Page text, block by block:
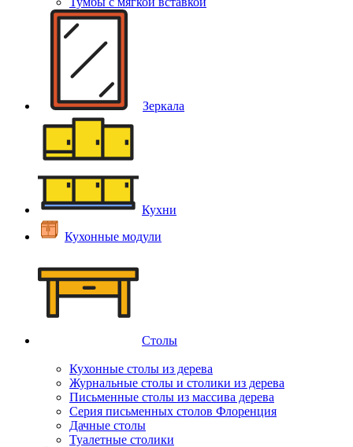
Зеркала
Кухни
Кухонные модули
Столы
Кухонные столы из дерева
Журнальные столы и столики из дерева
Письменные столы из массива дерева
Серия письменных столов Флоренция
Дачные столы
Туалетные столики